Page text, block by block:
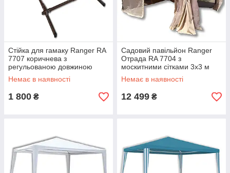
Стійка для гамаку Ranger RA
7707 коричнева з
регульованою довжиною
200-390 см навантаження до
140 кг вага 15 кг
Немає в наявності
1 800 ₴
Садовий павільйон Ranger
Отрада RA 7704 з
москитними сітками 3x3 м
бежевий металевий каркас
захист від комарів вага 36 кг
Немає в наявності
12 499 ₴